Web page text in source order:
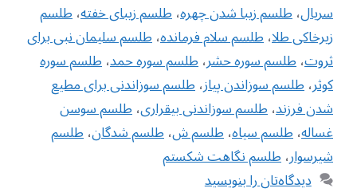
سریال،طلسم زیبا شدن چهره،طلسم زیبای خفته،طلسم
زیرخاکی طلا،طلسم سلام فرمانده،طلسم سلیمان نبی برای
ثروت،طلسم سوره حشر،طلسم سوره حمد،طلسم سوره
کوثر،طلسم سوزاندن پیاز،طلسم سوزاندنی برای مطیع
شدن فرزند،طلسم سوزاندنی بیقراری،طلسم سوسن
غساله،طلسم سیاه،طلسم ش،طلسم شدگان‌،طلسم
شیرسوار،طلسم نگاهت شکستم
دیدگاه‌تان را بنویسید